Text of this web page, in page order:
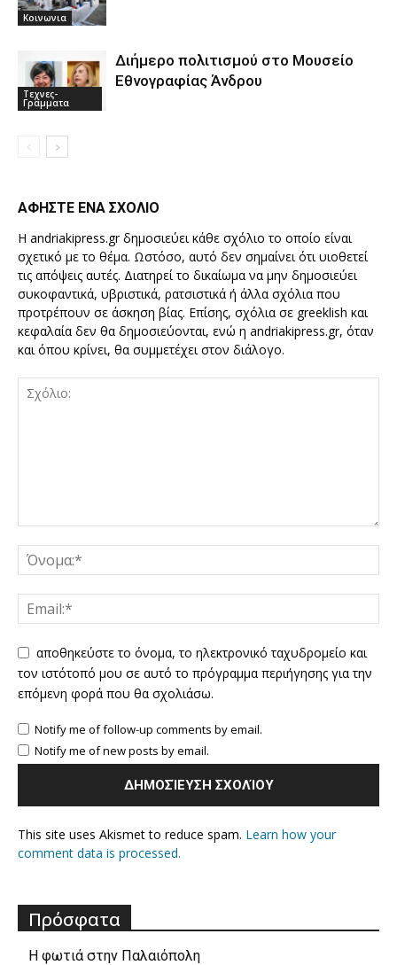
Κοινωνια
Τεχνες-
Γραμματα
Διήμερο πολιτισμού στο Μουσείο
Εθνογραφίας Άνδρου
ΑΦΗΣΤΕ ΕΝΑ ΣΧΟΛΙΟ
Η andriakipress.gr δημοσιεύει κάθε σχόλιο το οποίο είναι
σχετικό με το θέμα. Ωστόσο, αυτό δεν σημαίνει ότι υιοθετεί
τις απόψεις αυτές. Διατηρεί το δικαίωμα να μην δημοσιεύει
συκοφαντικά, υβριστικά, ρατσιστικά ή άλλα σχόλια που
προτρέπουν σε άσκηση βίας. Επίσης, σχόλια σε greeklish και
κεφαλαία δεν θα δημοσιεύονται, ενώ η andriakipress.gr, όταν
και όπου κρίνει, θα συμμετέχει στον διάλογο.
αποθηκεύστε το όνομα, το ηλεκτρονικό ταχυδρομείο και
τον ιστότοπό μου σε αυτό το πρόγραμμα περιήγησης για την
επόμενη φορά που θα σχολιάσω.
Notify me of follow-up comments by email.
Notify me of new posts by email.
This site uses Akismet to reduce spam. Learn how your
comment data is processed.
Πρόσφατα
Η φωτιά στην Παλαιόπολη